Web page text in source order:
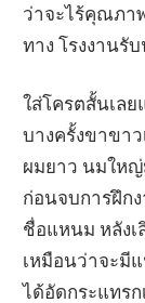
ว่าจะไร้คุณภา
ทาง โรงงานรั
ใส่โครตสั้นเลย
บางครั้งขาขา
ผมยาว นมใหญ่
ก่อนจบการฝึก
ชื่อแหนม หลังเ
เหมือนว่าจะมี
ได้อัดกระแทร